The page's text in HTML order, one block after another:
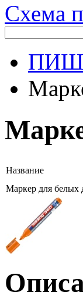
Схема
Название
Маркер для белых